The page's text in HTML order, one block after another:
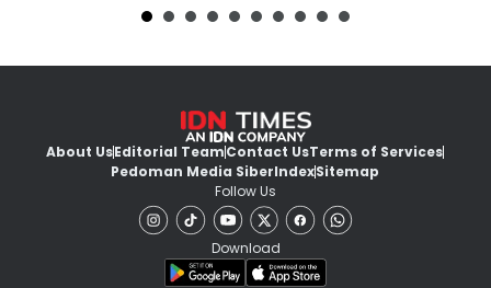
About UsEditorial TeamContact UsTerms of Services
Pedoman Media SiberIndexSitemap
Follow Us
Download